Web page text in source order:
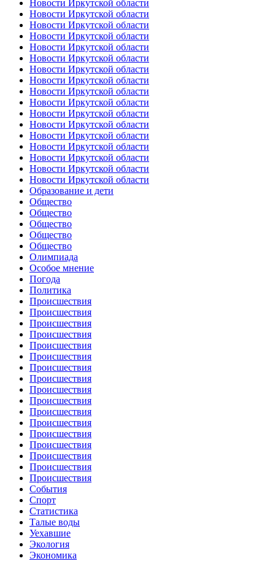
Новости Иркутской области
Новости Иркутской области
Новости Иркутской области
Новости Иркутской области
Новости Иркутской области
Новости Иркутской области
Новости Иркутской области
Новости Иркутской области
Новости Иркутской области
Новости Иркутской области
Новости Иркутской области
Новости Иркутской области
Новости Иркутской области
Новости Иркутской области
Новости Иркутской области
Новости Иркутской области
Новости Иркутской области
Образование и дети
Общество
Общество
Общество
Общество
Общество
Олимпиада
Особое мнение
Погода
Политика
Происшествия
Происшествия
Происшествия
Происшествия
Происшествия
Происшествия
Происшествия
Происшествия
Происшествия
Происшествия
Происшествия
Происшествия
Происшествия
Происшествия
Происшествия
Происшествия
Происшествия
События
Спорт
Статистика
Талые воды
Уехавшие
Экология
Экономика